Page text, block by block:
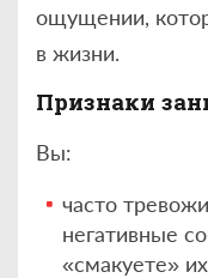
ощущении,
в жизни.
Признаки
Вы:
часто
негативные
«смакуете»